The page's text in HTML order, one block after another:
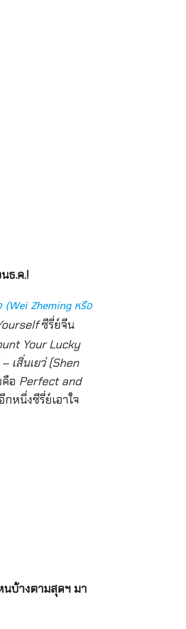
ธ.ค.!
(Wei Zheming หรือ
ซีรี่ย์จีน
Your Lucky
เสิ่นเยว่ (Shen
อ Perfect and
หนึ่งซีรี่ย์เอาใจ
นบ้างตามสุดฯ มา